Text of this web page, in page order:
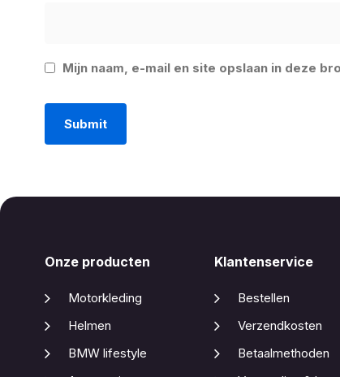
Mijn naam, e-mail en site opslaan in deze
Onze producten
Motorkleding
Helmen
BMW lifestyle
Klantenservice
Bestellen
Verzendkosten
Betaalmethoden